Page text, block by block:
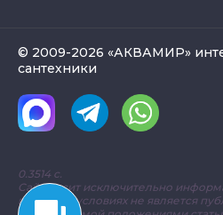
© 2009-2026 «АКВАМИР»
сантехники
0.3514 с.
Сайт носит исключительно
при каких условиях не является